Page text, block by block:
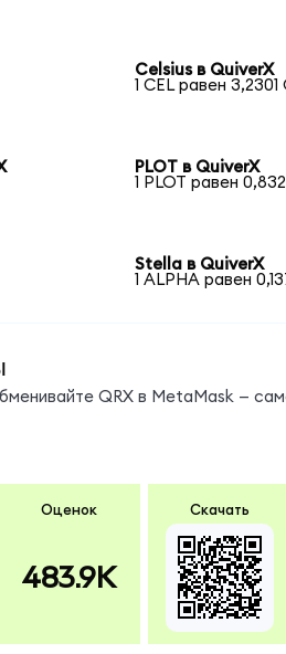
Celsius в QuiverX
1 CEL равен 3,2301
PLOT в QuiverX
1 PLOT равен
Stella в QuiverX
1 ALPHA равен
QRX в MetaMask —
Оценок
483.9K
Скачать